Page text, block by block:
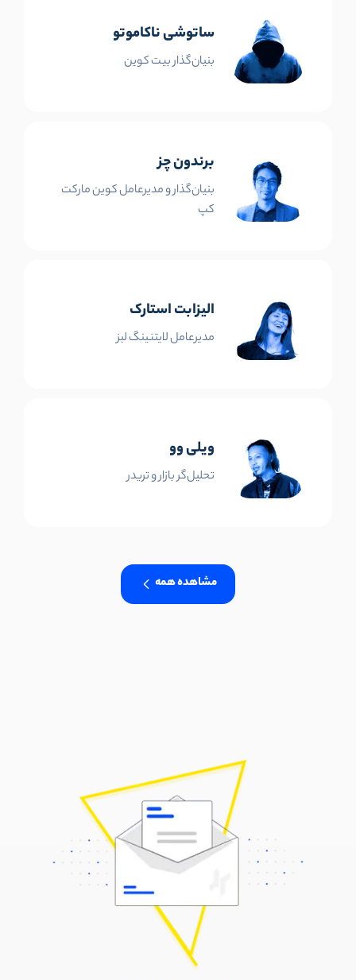
ساتوشی ناکاموتو
بنیان‌گذار بیت کوین
برندون چز
بنیان‌گذار و مدیرعامل کوین مارکت
کپ
الیزابت استارک
مدیرعامل لایتنینگ لبز
ویلی وو
تحلیل‌گر بازار و تریدر
مشاهده همه